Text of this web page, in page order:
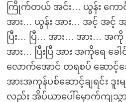
ကြိုက်တယ် အင်း… ယွန်း ကော
အား… ယွန်း အား… အင့် အင့်
ပြီး… ပြီ… အား… အား… အ
အား… ပြီးပြီ အား အကိုရေ ခေ
လောက်အောင် တရစပ် ဆောင့်
အားအကုန်ပစ်ဆောင့်ချရင်း ဒူး
လည်း အိပ်ယာပေါ်မှောက်ကျသွာ